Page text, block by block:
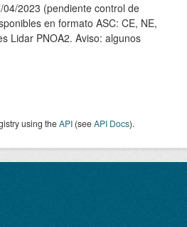
2023 (pendiente control de
en formato ASC: CE, NE,
Lidar PNOA2. Aviso: algunos
using theAPI (seeAPI Docs).